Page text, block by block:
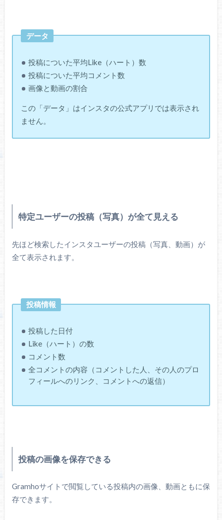
データ
投稿についた平均Like（ハート）数
投稿についた平均コメント数
画像と動画の割合
この「データ」はインスタの公式アプリでは表示され
ません。
特定ユーザーの投稿（写真）が全て見える
先ほど検索したインスタユーザーの投稿（写真、動画）が
全て表示されます。
投稿情報
投稿した日付
Like（ハート）の数
コメント数
全コメントの内容（コメントした人、その人のプロ
フィールへのリンク、コメントへの返信）
投稿の画像を保存できる
Gramhoサイトで閲覧している投稿内の画像、動画ともに保
存できます。